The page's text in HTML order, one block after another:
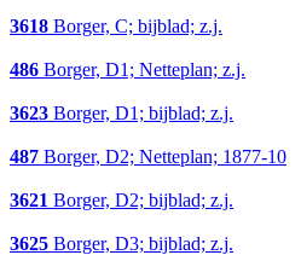
3618 Borger, C; bijblad; z.j.
486 Borger, D1; Netteplan; z.j.
3623 Borger, D1; bijblad; z.j.
487 Borger, D2; Netteplan; 1877-10
3621 Borger, D2; bijblad; z.j.
3625 Borger, D3; bijblad; z.j.